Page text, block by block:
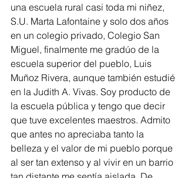
una escuela rural casi toda mi niñez,
S.U. Marta Lafontaine y solo dos años
en un colegio privado, Colegio San
Miguel, finalmente me gradúo de la
escuela superior del pueblo, Luis
Muñoz Rivera, aunque también estudié
en la Judith A. Vivas. Soy producto de
la escuela pública y tengo que decir
que tuve excelentes maestros. Admito
que antes no apreciaba tanto la
belleza y el valor de mi pueblo porque
al ser tan extenso y al vivir en un barrio